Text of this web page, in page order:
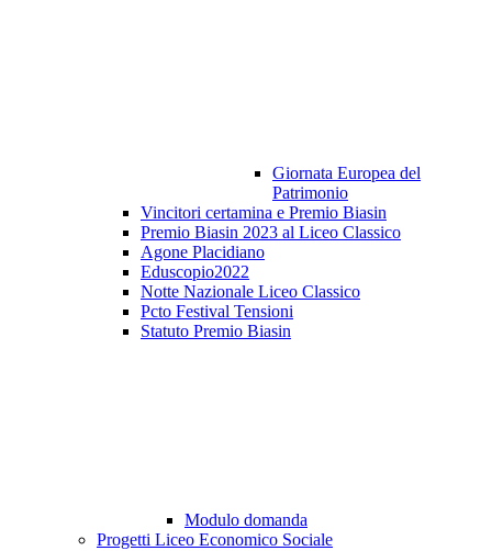
Giornata Europea del
Patrimonio
Vincitori certamina e Premio Biasin
Premio Biasin 2023 al Liceo Classico
Agone Placidiano
Eduscopio2022
Notte Nazionale Liceo Classico
Pcto Festival Tensioni
Statuto Premio Biasin
Modulo domanda
Progetti Liceo Economico Sociale